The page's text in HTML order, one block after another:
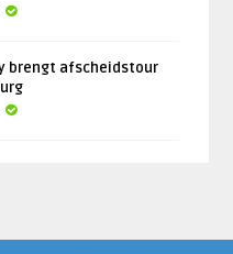
brengt afscheidstour